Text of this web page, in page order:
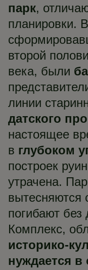
парк,
планировки.
второй
века, были
линии
датского
настоящее
в глубоком
построек
утрачена.
вытесняются
погибают без
Комплекс,
историко-
нуждается